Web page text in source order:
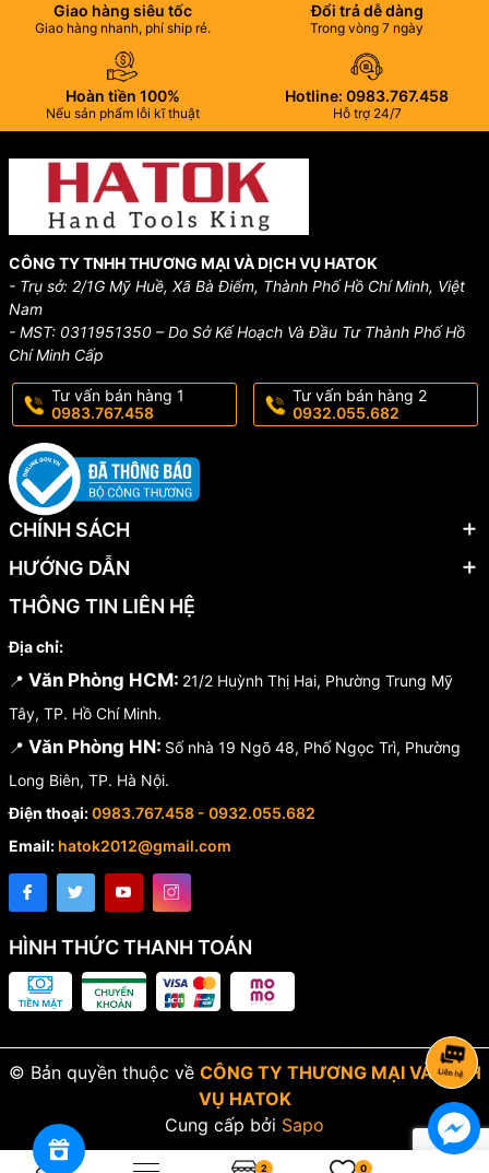
Giao hàng siêu tốc
Giao hàng nhanh, phí ship rẻ.
Đổi trả dễ dàng
Trong vòng 7 ngày
Hoàn tiền 100%
Nếu sản phẩm lỗi kĩ thuật
Hotline: 0983.767.458
Hỗ trợ 24/7
CÔNG TY TNHH THƯƠNG MẠI VÀ DỊCH VỤ HATOK
- Trụ sở: 2/1G Mỹ Huề, Xã Bà Điểm, Thành Phố Hồ Chí Minh, Việt
Nam
- MST: 0311951350 – Do Sở Kế Hoạch Và Đầu Tư Thành Phố Hồ
Chí Minh Cấp
Tư vấn bán hàng 1
0983.767.458
Tư vấn bán hàng 2
0932.055.682
CHÍNH SÁCH
HƯỚNG DẪN
THÔNG TIN LIÊN HỆ
Địa chỉ:
📍 Văn Phòng HCM: 21/2 Huỳnh Thị Hai, Phường Trung Mỹ
Tây, TP. Hồ Chí Minh.
📍 Văn Phòng HN: Số nhà 19 Ngõ 48, Phố Ngọc Trì, Phường
Long Biên, TP. Hà Nội.
Điện thoại:0983.767.458 - 0932.055.682
Email: hatok2012@gmail.com
HÌNH THỨC THANH TOÁN
© Bản quyền thuộc về CÔNG TY THƯƠNG MẠI VÀ DỊCH
VỤ HATOK
Cung cấp bởi Sapo
2 0